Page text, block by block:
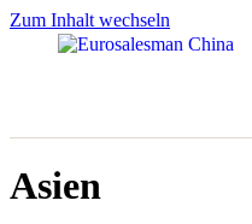
Zum Inhalt wechseln
Asien